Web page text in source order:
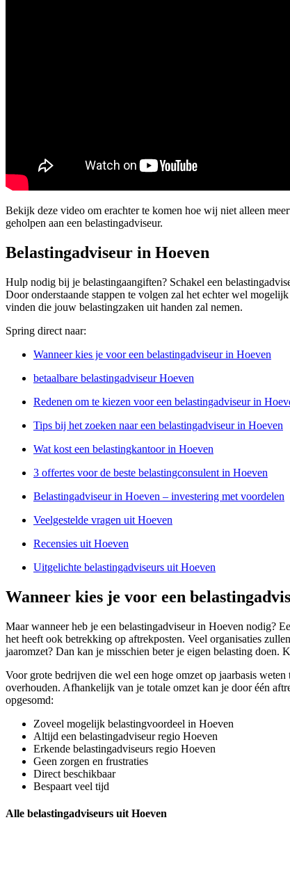
Bekijk deze video om erachter te komen hoe wij niet alleen
geholpen aan een belastingadviseur.
Belastingadviseur in Hoeven
Hulp nodig bij je belastingaangiften? Schakel een
Door onderstaande stappen te volgen zal het echter wel
vinden die jouw belastingzaken uit handen zal nemen.
Spring direct naar:
Wanneer kies je voor een belastingadviseur in Hoeven
betaalbare belastingadviseur Hoeven
Redenen om te kiezen voor een belastingadviseur in
Tips bij het zoeken naar een belastingadviseur in Hoeven
Wat kost een belastingkantoor in Hoeven
3 offertes voor de beste belastingconsulent in Hoeven
Belastingadviseur in Hoeven – investering met voordelen
Veelgestelde vragen uit Hoeven
Recensies uit Hoeven
Uitgelichte belastingadviseurs uit Hoeven
Wanneer kies je voor een
Maar wanneer heb je een belastingadviseur in Hoeven nodig?
het heeft ook betrekking op aftrekposten. Veel organisaties
jaaromzet? Dan kan je misschien beter je eigen belasting doen.
Voor grote bedrijven die wel een hoge omzet op jaarbasis
overhouden. Afhankelijk van je totale omzet kan je door één
opgesomd:
Zoveel mogelijk belastingvoordeel in Hoeven
Altijd een belastingadviseur regio Hoeven
Erkende belastingadviseurs regio Hoeven
Geen zorgen en frustraties
Direct beschikbaar
Bespaart veel tijd
Alle belastingadviseurs uit Hoeven